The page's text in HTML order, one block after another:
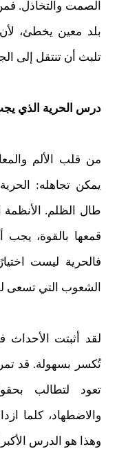
الصمت والتخاذل.
بلد معين يخطئ،
تلبث أن تنتقل إلى
درس الحرية الذي
من قلب الألم
يمكن تجاهله:
طال الظلم. الأنظمة
قمعها بالقوة، يجب
فالحرية ليست
الشعوب التي تسعى
لقد أثبتت الأحداث
تُكسر بسهولة. قد
تعود لتطالب
والاضطهاد، كلما
وهذا هو الدرس